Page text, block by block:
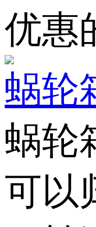
优惠
蜗轮
蜗轮
可以